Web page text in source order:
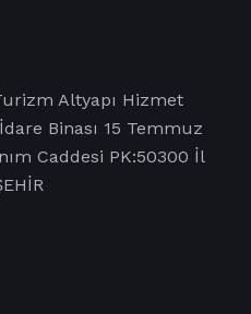
Altyapı Hizmet
Binası 15 Temmuz
Caddesi PK:50300 İl